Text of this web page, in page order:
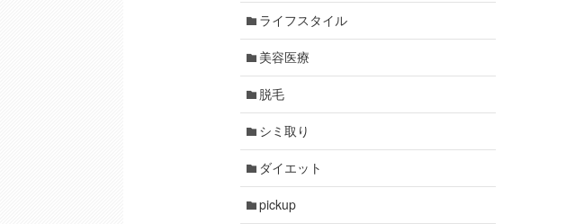
ライフスタイル
美容医療
脱毛
シミ取り
ダイエット
pickup